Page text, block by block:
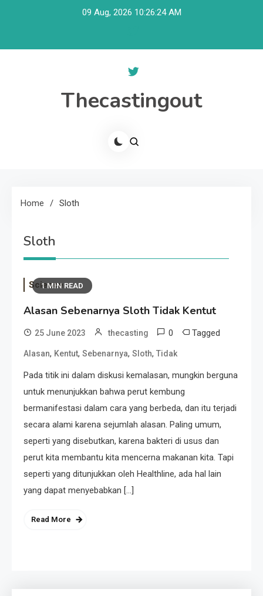
09 Aug, 2026 10:26:25 AM
Thecastingout
Home Sloth
Sloth
1 MIN READ
Science
Alasan Sebenarnya Sloth Tidak Kentut
25 June 2023 thecasting 0 Tagged
Alasan, Kentut, Sebenarnya, Sloth, Tidak
Pada titik ini dalam diskusi kemalasan, mungkin berguna
untuk menunjukkan bahwa perut kembung
bermanifestasi dalam cara yang berbeda, dan itu terjadi
secara alami karena sejumlah alasan. Paling umum,
seperti yang disebutkan, karena bakteri di usus dan
perut kita membantu kita mencerna makanan kita. Tapi
seperti yang ditunjukkan oleh Healthline, ada hal lain
yang dapat menyebabkan […]
Read More